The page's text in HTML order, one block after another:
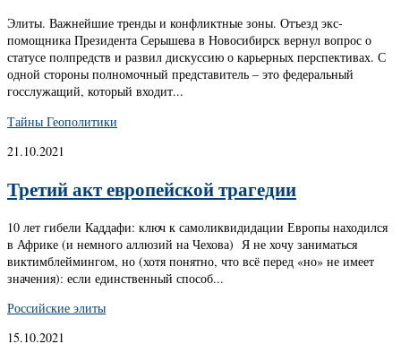
Элиты. Важнейшие тренды и конфликтные зоны. Отъезд экс-
помощника Президента Серышева в Новосибирск вернул вопрос о
статусе полпредств и развил дискуссию о карьерных перспективах. С
одной стороны полномочный представитель – это федеральный
госслужащий, который входит...
Тайны Геополитики
21.10.2021
Третий акт европейской трагедии
10 лет гибели Каддафи: ключ к самоликвидидации Европы находился
в Африке (и немного аллюзий на Чехова) Я не хочу заниматься
виктимблеймингом, но (хотя понятно, что всё перед «но» не имеет
значения): если единственный способ...
Российские элиты
15.10.2021